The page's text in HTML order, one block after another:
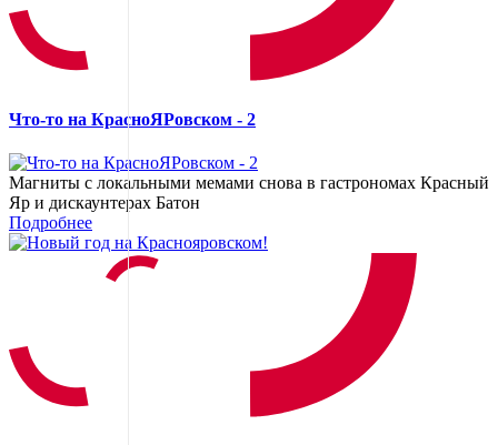
Что-то на КрасноЯРовском - 2
Магниты с локальными мемами снова в гастрономах Красный
Яр и дискаунтерах Батон
Подробнее